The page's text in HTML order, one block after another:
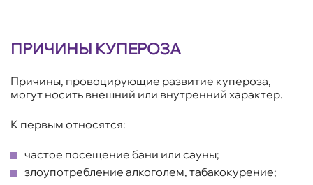
ПРИЧИНЫ КУПЕРОЗА
Причины, провоцирующие развитие купероза,
могут носить внешний или внутренний характер.
К первым относятся:
частое посещение бани или сауны;
злоупотребление алкоголем, табакокурение;